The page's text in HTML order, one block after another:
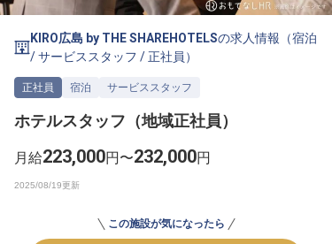
ホテル・宿泊業界情報コラム
無料 転職サポートに申し込む
採用をお考えの企業様へ
KIRO広島 by THE SHAREHOTELSの求人情報（宿泊
/サービススタッフ /正社員 ）
正社員 宿泊 サービススタッフ
ホテルスタッフ（地域正社員）
月給223,000円〜232,000円
この施設が気になったら